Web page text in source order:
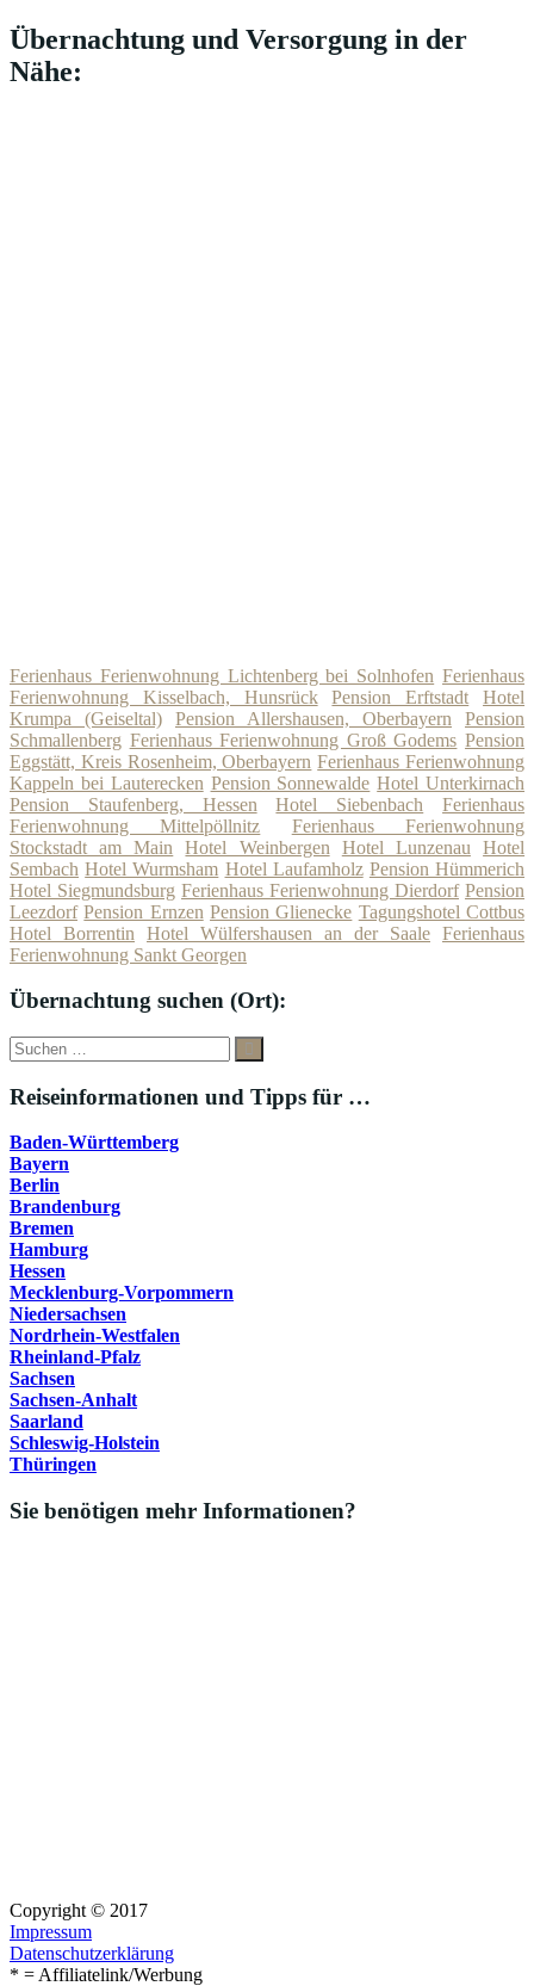
Übernachtung und Versorgung in der
Nähe:
Ferienhaus Ferienwohnung Lichtenberg bei Solnhofen Ferienhaus
Ferienwohnung Kisselbach, Hunsrück
Pension Erftstadt
Hotel
Krumpa (Geiseltal)
Pension Allershausen, Oberbayern
Pension
Schmallenberg Ferienhaus Ferienwohnung Groß Godems Pension
Eggstätt, Kreis Rosenheim, Oberbayern Ferienhaus Ferienwohnung
Kappeln bei Lauterecken Pension Sonnewalde Hotel Unterkirnach
Pension Staufenberg, Hessen
Hotel Siebenbach
Ferienhaus
Ferienwohnung Mittelpöllnitz
Ferienhaus Ferienwohnung
Stockstadt am Main
Hotel Weinbergen Hotel Lunzenau
Hotel
Sembach Hotel Wurmsham Hotel Laufamholz Pension Hümmerich
Hotel Siegmundsburg Ferienhaus Ferienwohnung Dierdorf Pension
Leezdorf Pension Ernzen Pension Glienecke Tagungshotel Cottbus
Hotel Borrentin
Hotel Wülfershausen an der Saale Ferienhaus
Ferienwohnung Sankt Georgen
Übernachtung suchen (Ort):
Suche
nach:
Suchen
Reiseinformationen und Tipps für …
Baden-Württemberg
Bayern
Berlin
Brandenburg
Bremen
Hamburg
Hessen
Mecklenburg-Vorpommern
Niedersachsen
Nordrhein-Westfalen
Rheinland-Pfalz
Sachsen
Sachsen-Anhalt
Saarland
Schleswig-Holstein
Thüringen
Sie benötigen mehr Informationen?
Copyright © 2017
Impressum
Datenschutzerklärung
* = Affiliatelink/Werbung